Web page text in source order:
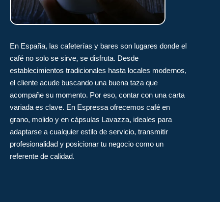
En España, las cafeterías y bares son lugares donde el
café no solo se sirve, se disfruta. Desde
establecimientos tradicionales hasta locales modernos,
el cliente acude buscando una buena taza que
acompañe su momento. Por eso, contar con una carta
variada es clave. En Espressa ofrecemos café en
grano, molido y en cápsulas Lavazza, ideales para
adaptarse a cualquier estilo de servicio, transmitir
profesionalidad y posicionar tu negocio como un
referente de calidad.